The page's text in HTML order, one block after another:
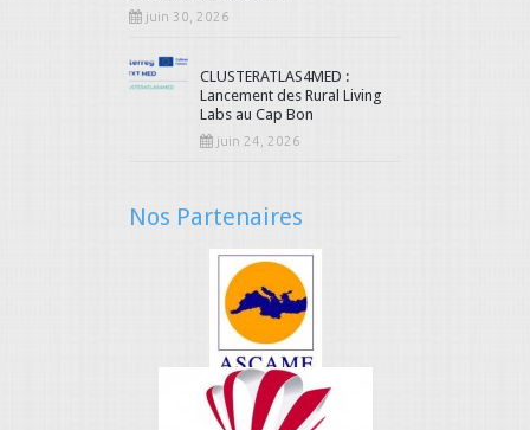
juin 30, 2026
CLUSTERATLAS4MED :
Lancement des Rural Living
Labs au Cap Bon
juin 24, 2026
Nos Partenaires